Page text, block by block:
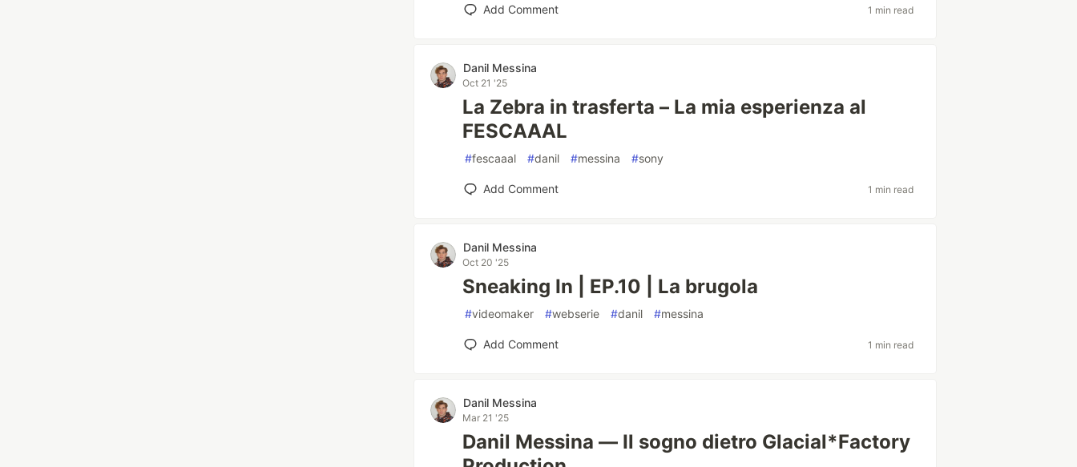
Add Comment 1 min read
Danil Messina
Oct 21 '25
La Zebra in trasferta – La mia esperienza al
FESCAAAL
#fescaaal #danil #messina #sony
Add Comment 1 min read
Danil Messina
Oct 20 '25
Sneaking In | EP.10 | La brugola
#videomaker #webserie #danil #messina
Add Comment 1 min read
Danil Messina
Mar 21 '25
Danil Messina — Il sogno dietro Glacial*Factory